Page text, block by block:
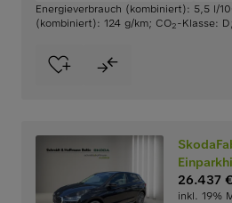
Energieverbrauch (kombiniert): 5,5 l/
(kombiniert): 124 g/km; CO2-Klasse: D;
26.437
inkl. 19%